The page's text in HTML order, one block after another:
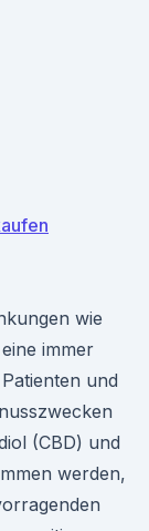
wie
immer
und
(CBD) und
werden,